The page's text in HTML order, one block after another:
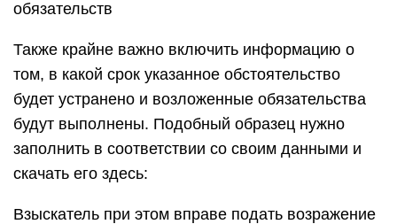
обязательств
Также крайне важно включить информацию о
том, в какой срок указанное обстоятельство
будет устранено и возложенные обязательства
будут выполнены. Подобный образец нужно
заполнить в соответствии со своим данными и
скачать его здесь:
Взыскатель при этом вправе подать возражение